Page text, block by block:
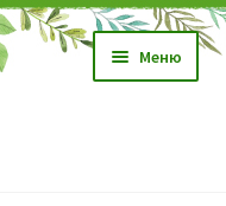
Меню